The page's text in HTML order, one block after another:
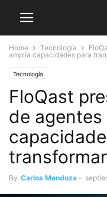
Home Tecnología
amplía capacidades para
Tecnología
FloQast
de agentes
By Carlos Mendoza -